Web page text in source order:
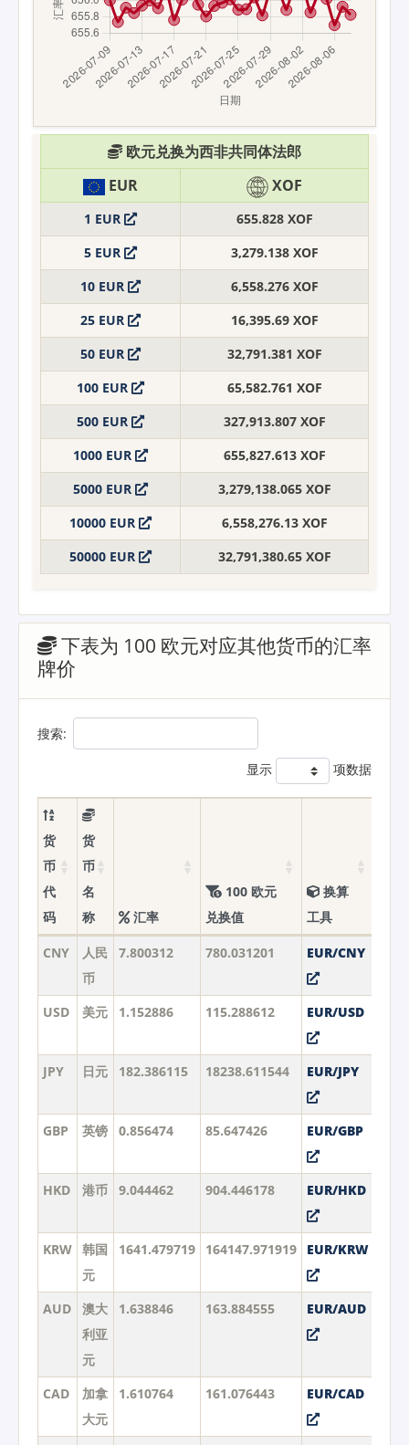
欧元兑换为西非共同体法郎
EUR
XOF
1 EUR
655.828 XOF
5 EUR
3,279.138 XOF
10 EUR
6,558.276 XOF
25 EUR
16,395.69 XOF
50 EUR
32,791.381 XOF
100 EUR
65,582.761 XOF
500 EUR
327,913.807 XOF
1000 EUR
655,827.613 XOF
5000 EUR
3,279,138.065 XOF
10000 EUR
6,558,276.13 XOF
50000 EUR
32,791,380.65 XOF
下表为 100 欧元对应其他货币的汇率
牌价
搜索:
显示 项数据
货
币
代
码
货
币
名
称
汇率
100 欧元
兑换值
换算
工具
CNY
人民
币
7.800312 780.031201 EUR/CNY
USD 美元 1.152886 115.288612 EUR/USD
JPY 日元 182.386115 18238.611544 EUR/JPY
GBP 英镑 0.856474 85.647426 EUR/GBP
HKD 港币 9.044462 904.446178 EUR/HKD
KRW 韩国
元
1641.479719 164147.971919 EUR/KRW
AUD
澳大
利亚
元
1.638846 163.884555 EUR/AUD
CAD
加拿
大元
1.610764 161.076443 EUR/CAD